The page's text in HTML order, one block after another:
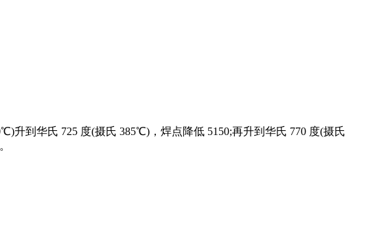
到华氏 725 度(摄氏 385℃)，焊点降低 5150;再升到华氏 770 度(摄氏